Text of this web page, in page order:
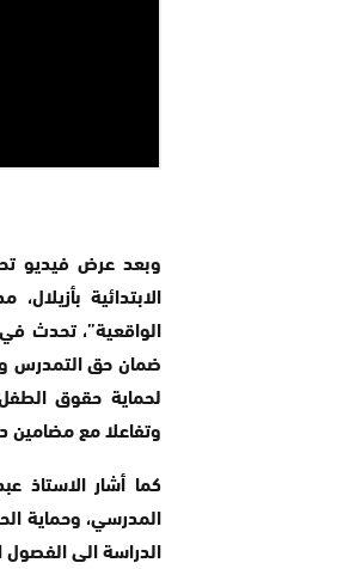
وبعد عرض فيديو
الابتدائية
الواقعية”، تحدث
ضمان حق التمدرس
لحماية حقوق
وتفاعلا مع مضامين
كما أشار الاستاذ
المدرسي، وحماية
الدراسة الى الفصول